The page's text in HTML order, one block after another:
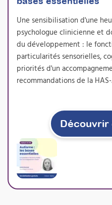
vos passations de
permet de proposer
nouvelle prestation
demandée par les
tout en enrichissant
pratique
Prochaine session 05/
Durée 18h
À
Une sensibilisation d'une
psychologue clinicienne et
du développement : le
particularités sensorielles,
priorités d'un
recommandations de la
Découvrir